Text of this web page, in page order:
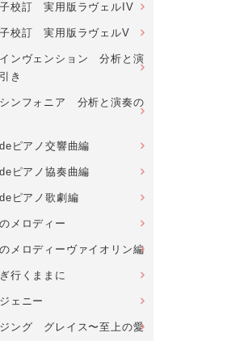
校訂 実用版ラヴェルIV
校訂 実用版ラヴェルV
ンヴェンション 分析と演
き
ンフォニア 分析と演奏の
ピアノ交響曲編
ピアノ協奏曲編
ピアノ歌劇編
メロディー
メロディーヴァイオリン編
行くままに
ェニー
ング グレイス〜至上の愛